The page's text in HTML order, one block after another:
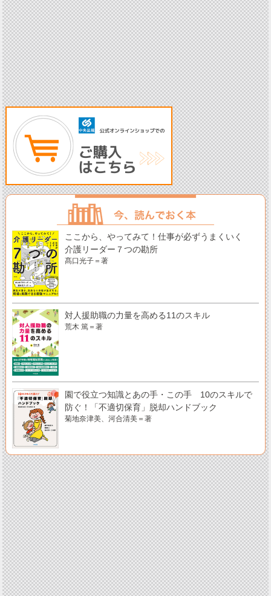
ここから、やってみて！仕事が必ずうまくいく
介護リーダー７つの勘所
髙口光子＝著
対人援助職の力量を高める11のスキル
荒木 篤＝著
園で役立つ知識とあの手・この手 10のスキルで
防ぐ！「不適切保育」脱却ハンドブック
菊地奈津美、河合清美＝著